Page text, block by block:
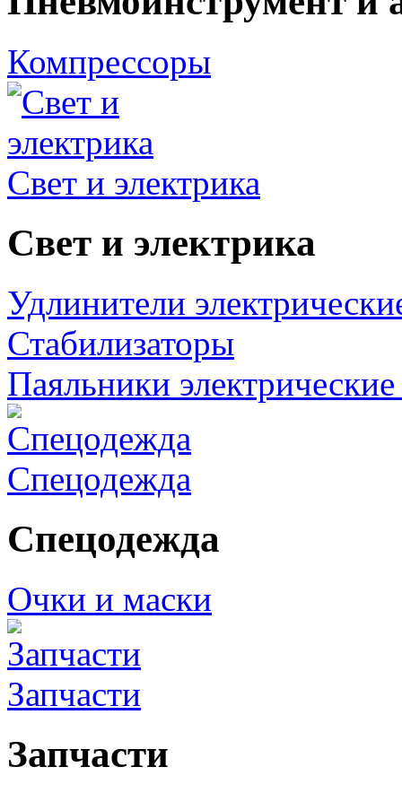
Компрессоры
Свет и электрика
Свет и электрика
Удлинители
Стабилизаторы
Паяльники
Спецодежда
Спецодежда
Очки и маски
Запчасти
Запчасти